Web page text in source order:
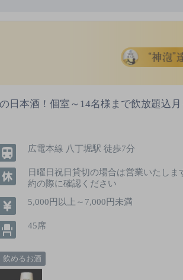
日本酒！個室～14名様まで飲放題込月
広電本線 八丁堀駅 徒歩7分
日曜日祝日貸切の場合は営業いたしま
約の際に確認ください
5,000円以上～7,000円未満
45席
飲めるお酒